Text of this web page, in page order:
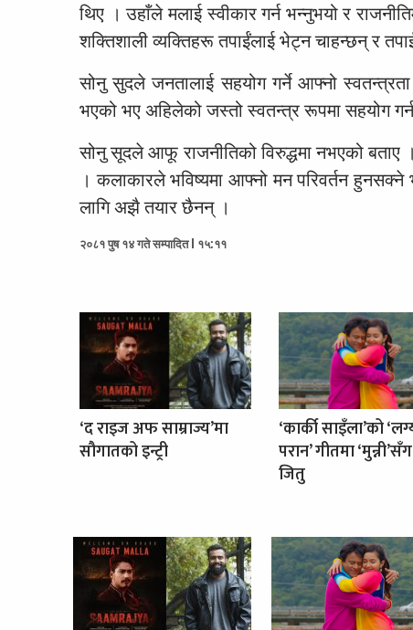
थिए । उहाँले मलाई स्वीकार गर्न भन्नुभयो र
शक्तिशाली व्यक्तिहरू तपाईंलाई भेट्न चाहन्छन् र
सोनु सुदले जनतालाई सहयोग गर्ने आफ्नो
भएको भए अहिलेको जस्तो स्वतन्त्र रूपमा सहयोग
सोनु सूदले आफू राजनीतिको विरुद्धमा नभएको
। कलाकारले भविष्यमा आफ्नो मन परिवर्तन
लागि अझै तयार छैनन् ।
२०८१ पुष १४ गते सम्पादित l १५:११
‘द राइज अफ साम्राज्य’मा
सौगातको इन्ट्री
‘कार्की साइँला’को
परान’ गीतमा
जितु